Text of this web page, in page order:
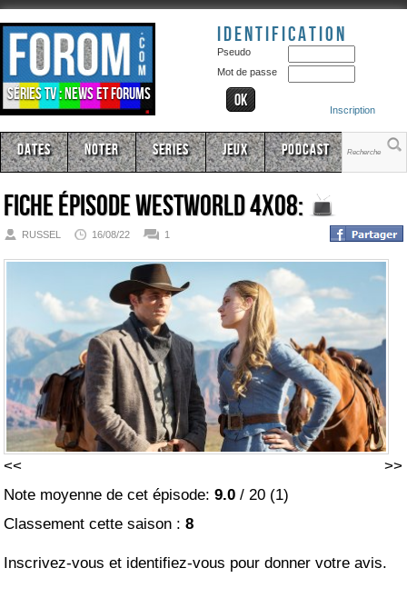
Séries TV : news et forums
Identification
Pseudo
Mot de passe
Inscription
Dates Noter Series Jeux Podcast
Fiche épisodeWestworld 4x08:
RUSSEL 16/08/22 1
<<
>>
Note moyenne de cet épisode:9.0 / 20 (1)
Classement cette saison :8
Inscrivez-vous et identifiez-vous pour donner votre avis.